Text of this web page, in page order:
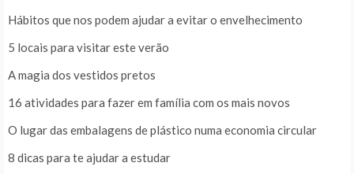
Hábitos que nos podem ajudar a evitar o envelhecimento
5 locais para visitar este verão
A magia dos vestidos pretos
16 atividades para fazer em família com os mais novos
O lugar das embalagens de plástico numa economia circular
8 dicas para te ajudar a estudar